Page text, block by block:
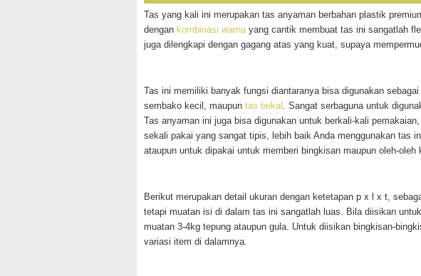
Tas yang kali ini merupakan tas anyaman berbahan plastik
dengan kombinasi warnayang cantik membuat tas ini sangatlah
juga dilengkapi dengan gagang atas yang kuat, supaya
Tas ini memiliki banyak fungsi diantaranya bisa digunakan sebagai
sembako kecil, maupun tas bekal . Sangat serbaguna untuk
Tas anyaman ini juga bisa digunakan untuk berkali-kali
sekali pakai yang sangat tipis, lebih baik Anda menggunakan tas
ataupun untuk dipakai untuk memberi bingkisan maupun oleh-oleh
Berikut merupakan detail ukuran dengan ketetapan p x l x t,
tetapi muatan isi di dalam tas ini sangatlah luas. Bila diisikan
muatan 3-4kg tepung ataupun gula. Untuk diisikan bingkisan-
variasi item di dalamnya.